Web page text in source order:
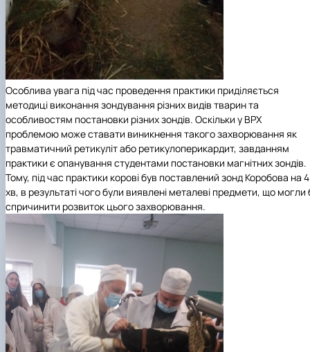
Особлива увага під час проведення практики приділяється
методиці виконання зондування різних видів тварин та
особливостям постановки різних зондів. Оскільки у ВРХ
проблемою може ставати виникнення такого захворювання як
травматичний ретикуліт або ретикулоперикардит, завданням
практики є опанування студентами постановки магнітних зондів.
Тому, під час практики корові був поставлений зонд Коробова на
хв, в результаті чого були виявлені металеві предмети, що могли
спричинити розвиток цього захворювання.